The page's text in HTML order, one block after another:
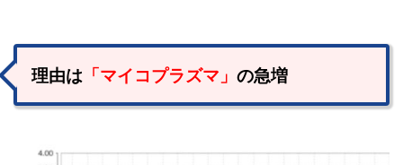
理由は 「マイコプラズマ」 の急増